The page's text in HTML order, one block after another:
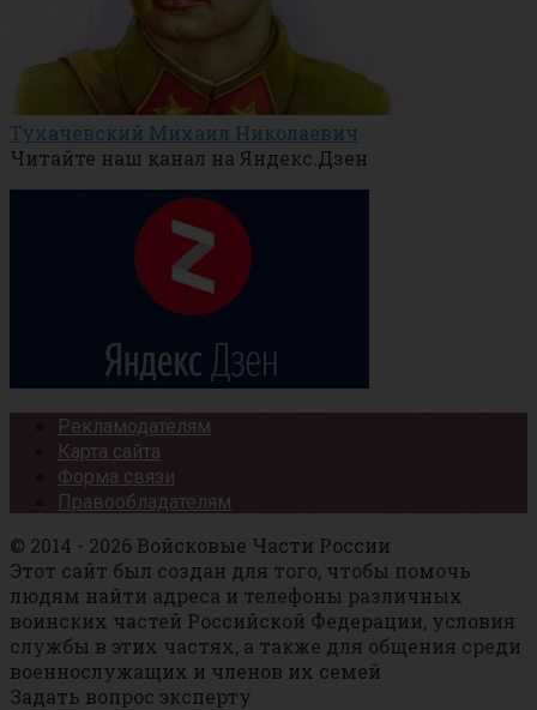
Тухачевский Михаил Николаевич
Читайте наш канал на Яндекс.Дзен
Рекламодателям
Карта сайта
Форма связи
Правообладателям
© 2014 - 2026 Войсковые Части России
Этот сайт был создан для того, чтобы помочь
людям найти адреса и телефоны различных
воинских частей Российской Федерации, условия
службы в этих частях, а также для общения среди
военнослужащих и членов их семей
Задать вопрос эксперту